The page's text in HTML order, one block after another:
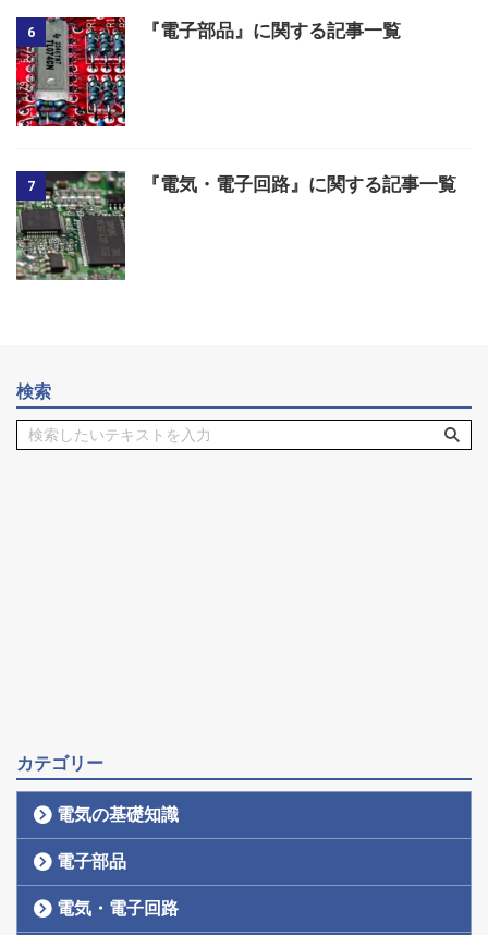
6 『電子部品』に関する記事一覧
7 『電気・電子回路』に関する記事一覧
検索
カテゴリー
電気の基礎知識
電子部品
電気・電子回路